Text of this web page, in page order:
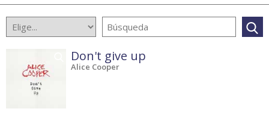
Don't give up
Alice Cooper